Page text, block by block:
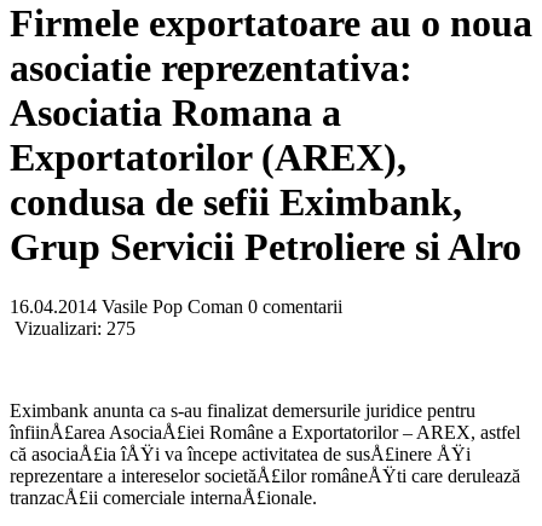
Firmele exportatoare au o noua
asociatie reprezentativa:
Asociatia Romana a
Exportatorilor (AREX),
condusa de sefii Eximbank,
Grup Servicii Petroliere si Alro
16.04.2014 Vasile Pop Coman 0 comentarii
Vizualizari: 275
Eximbank anunta ca s-au finalizat demersurile juridice pentru
înfiinÅ£area AsociaÅ£iei Române a Exportatorilor – AREX, astfel
că asociaÅ£ia îÅŸi va începe activitatea de susÅ£inere ÅŸi
reprezentare a intereselor societăÅ£ilor româneÅŸti care derulează
tranzacÅ£ii comerciale internaÅ£ionale.